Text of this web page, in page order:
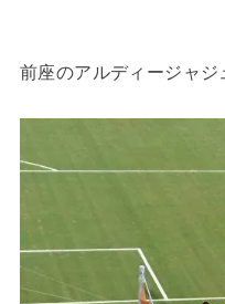
前座のアルディージャジ